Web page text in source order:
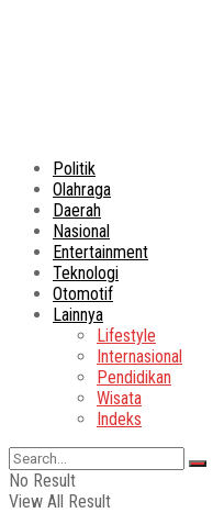
Politik
Olahraga
Daerah
Nasional
Entertainment
Teknologi
Otomotif
Lainnya
Lifestyle
Internasional
Pendidikan
Wisata
Indeks
No Result
View All Result